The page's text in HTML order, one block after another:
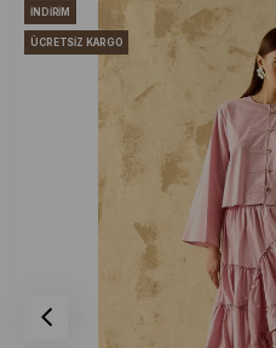
İNDIRIM
ÜCRETSIZ KARGO